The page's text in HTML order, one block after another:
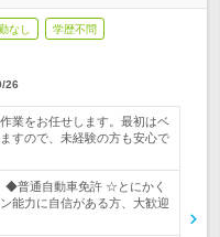
なし 学歴不問
26
業をお任せします。最初はベ
すので、未経験の方も安心で
◆普通自動車免許 ☆とにかく
能力に自信がある方、大歓迎